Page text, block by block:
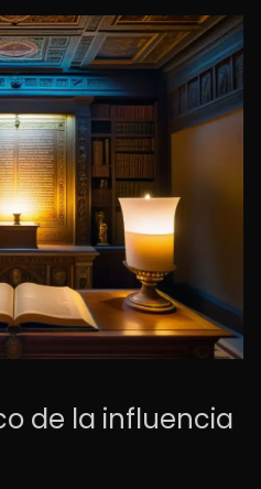
de la influencia